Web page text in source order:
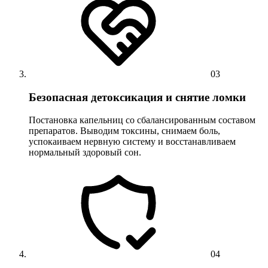
03
Безопасная детоксикация и снятие ломки
Постановка капельниц со сбалансированным составом
препаратов. Выводим токсины, снимаем боль,
успокаиваем нервную систему и восстанавливаем
нормальный здоровый сон.
04